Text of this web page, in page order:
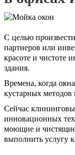
С целью
партнеров или
красоте и чистоте
здания.
Времена, когда
кустарных
Сейчас
инновационных
моющие и чистящие
выполнить услугу